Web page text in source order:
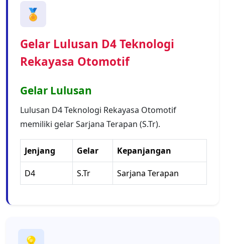
🏅
Gelar Lulusan D4 Teknologi
Rekayasa Otomotif
Gelar Lulusan
Lulusan D4 Teknologi Rekayasa Otomotif
memiliki gelar Sarjana Terapan (S.Tr).
Jenjang Gelar Kepanjangan
D4 S.Tr Sarjana Terapan